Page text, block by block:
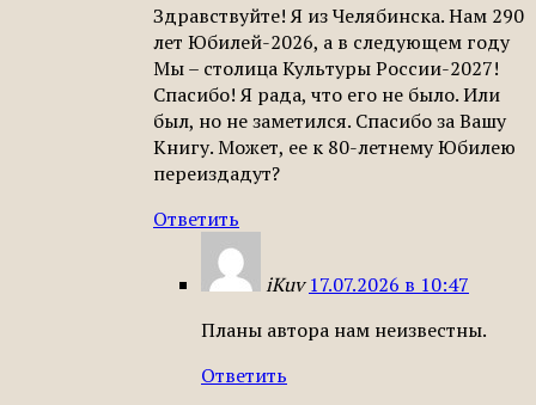
Здравствуйте! Я из Челябинска. Нам 290
лет Юбилей-2026, а в следующем году
Мы – столица Культуры России-2027!
Спасибо! Я рада, что его не было. Или
был, но не заметился. Спасибо за Вашу
Книгу. Может, ее к 80-летнему Юбилею
переиздадут?
Ответить
iKuv 17.07.2026 в 10:47
Планы автора нам неизвестны.
Ответить